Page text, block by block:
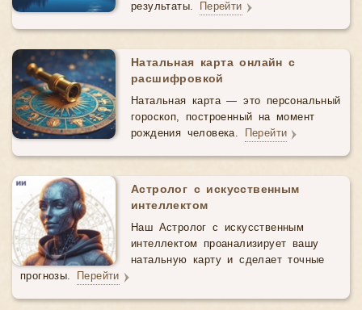
результаты. Перейти
Натальная карта онлайн с
расшифровкой
Натальная карта — это персональный
гороскоп, построенный на момент
рождения человека. Перейти
Астролог с искусственным
интеллектом
Наш Астролог с искусственным
интеллектом проанализирует вашу
натальную карту и сделает точные
прогнозы. Перейти